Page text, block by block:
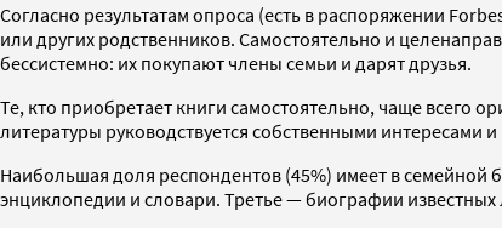
Согласно результатам опроса (есть в распоряжении
или других родственников. Самостоятельно и
бессистемно: их покупают члены семьи и дарят друзья.
Те, кто приобретает книги самостоятельно, чаще всего
литературы руководствуется собственными интересами
Наибольшая доля респондентов (45%) имеет в семейной
энциклопедии и словари. Третье — биографии известных